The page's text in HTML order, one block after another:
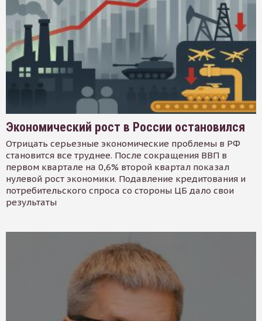
Экономический рост в России остановился
Отрицать серьезные экономические проблемы в РФ
становится все труднее. После сокращения ВВП в
первом квартале на 0,6% второй квартал показал
нулевой рост экономики. Подавление кредитования и
потребительского спроса со стороны ЦБ дало свои
результаты